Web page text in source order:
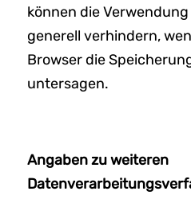
können die Verwendung
generell verhindern,
Browser die
untersagen.
Angaben zu weiteren